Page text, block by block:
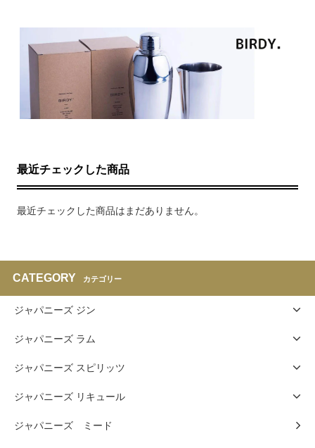
最近チェックした商品
最近チェックした商品はまだありません。
CATEGORY カテゴリー
ジャパニーズ ジン
ジャパニーズ ラム
ジャパニーズ スピリッツ
ジャパニーズ リキュール
ジャパニーズ ミード